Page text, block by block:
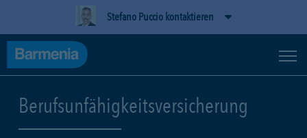
Stefano Puccio kontaktieren
Berufsunfähigkeitsversicherung